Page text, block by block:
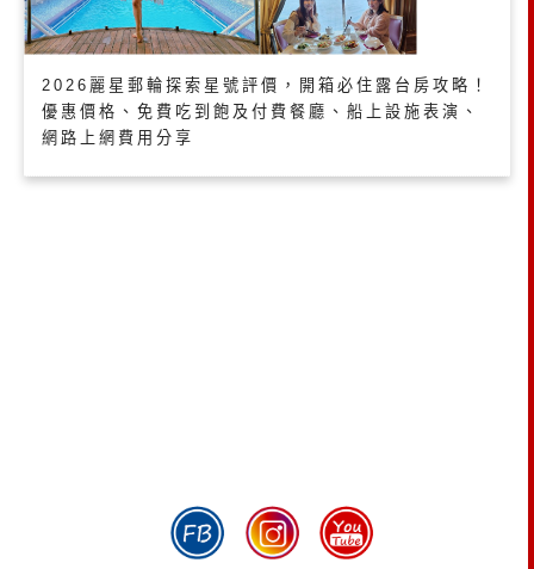
2026麗星郵輪探索星號評價，開箱必住露台房攻略！
優惠價格、免費吃到飽及付費餐廳、船上設施表演、
網路上網費用分享